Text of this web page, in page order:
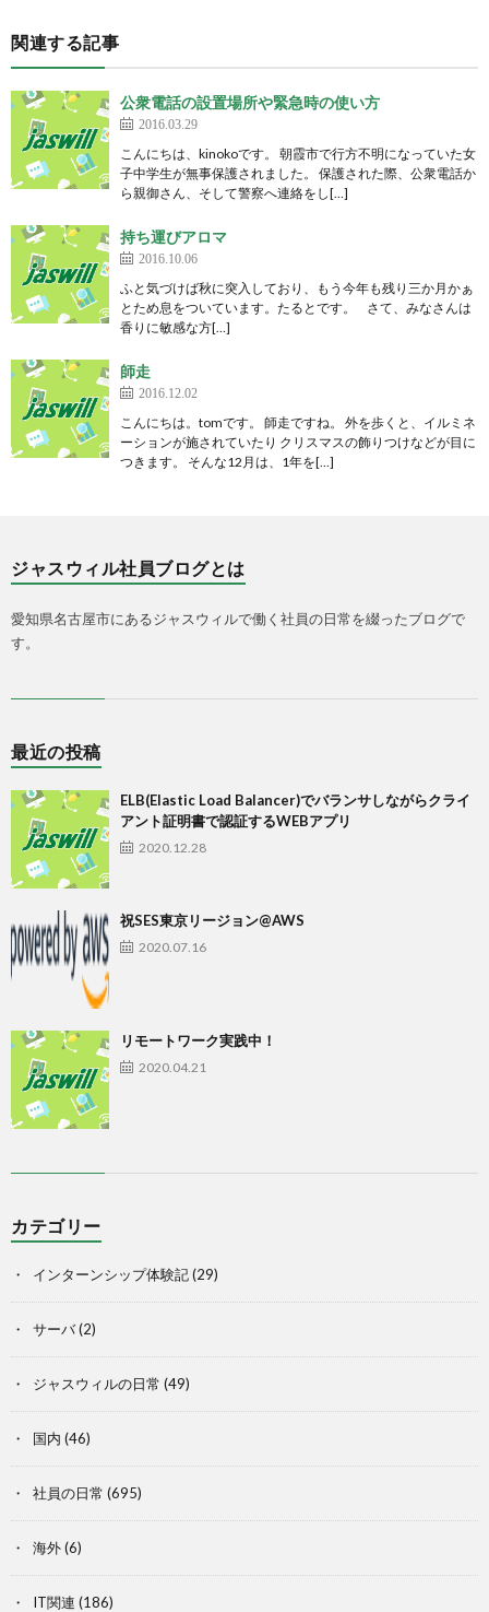
関連する記事
公衆電話の設置場所や緊急時の使い方
2016.03.29
こんにちは、kinokoです。 朝霞市で行方不明になっていた女
子中学生が無事保護されました。 保護された際、公衆電話か
ら親御さん、そして警察へ連絡をし[…]
持ち運びアロマ
2016.10.06
ふと気づけば秋に突入しており、もう今年も残り三か月かぁ
とため息をついています。たるとです。 さて、みなさんは
香りに敏感な方[…]
師走
2016.12.02
こんにちは。tomです。 師走ですね。 外を歩くと、イルミネ
ーションが施されていたり クリスマスの飾りつけなどが目に
つきます。 そんな12月は、1年を[…]
ジャスウィル社員ブログとは
愛知県名古屋市にあるジャスウィルで働く社員の日常を綴ったブログで
す。
最近の投稿
ELB(Elastic Load Balancer)でバランサしながらクライ
アント証明書で認証するWEBアプリ
2020.12.28
祝SES東京リージョン@AWS
2020.07.16
リモートワーク実践中！
2020.04.21
カテゴリー
インターンシップ体験記(29)
サーバ(2)
ジャスウィルの日常 (49)
国内 (46)
社員の日常 (695)
海外(6)
IT関連 (186)